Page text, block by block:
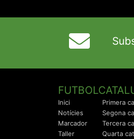
Inici
Notícies
Marcador
Taller
Primera
Segona
Tercera
Quarta